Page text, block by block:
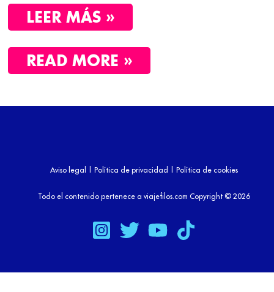
LEER MÁS »
READ MORE »
Aviso legal Política de privacidad Política de cookies
Todo el contenido pertenece a viajefilos.com Copyright © 2026